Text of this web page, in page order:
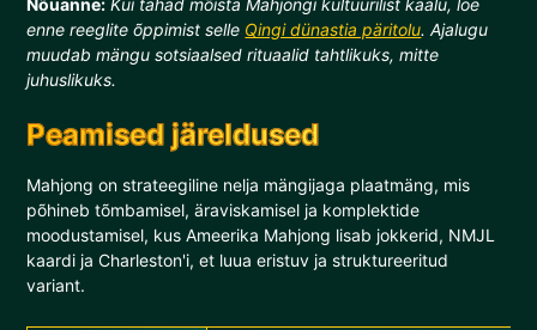
enne reeglite õppimist selle Qingi dünastia päritolu. Ajalugu
muudab mängu sotsiaalsed rituaalid tahtlikuks, mitte
juhuslikuks.
Peamised järeldused
Mahjong on strateegiline nelja mängijaga plaatmäng, mis
põhineb tõmbamisel, äraviskamisel ja komplektide
moodustamisel, kus Ameerika Mahjong lisab jokkerid, NMJL
kaardi ja Charleston'i, et luua eristuv ja struktureeritud
variant.